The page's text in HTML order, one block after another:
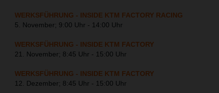
WERKSFÜHRUNG - INSIDE KTM FACTORY RACING
5. November; 9:00 Uhr - 14:00 Uhr
WERKSFÜHRUNG - INSIDE KTM FACTORY
21. November; 8:45 Uhr - 15:00 Uhr
WERKSFÜHRUNG - INSIDE KTM FACTORY
12. Dezember; 8:45 Uhr - 15:00 Uhr